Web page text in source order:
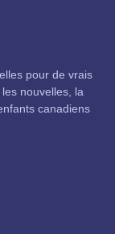
pour de vrais
nouvelles, la
canadiens